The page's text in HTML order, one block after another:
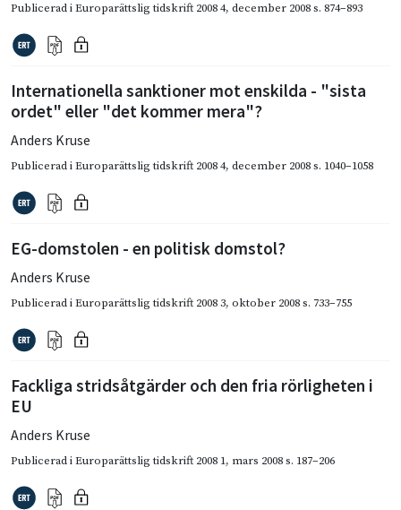
Publicerad iEuroparättslig tidskrift 2008 4, december 2008s. 874–893
Internationella sanktioner mot enskilda - "sista
ordet" eller "det kommer mera"?
Anders Kruse
Publicerad iEuroparättslig tidskrift 2008 4, december 2008s. 1040–1058
EG-domstolen - en politisk domstol?
Anders Kruse
Publicerad iEuroparättslig tidskrift 2008 3, oktober 2008s. 733–755
Fackliga stridsåtgärder och den fria rörligheten i
EU
Anders Kruse
Publicerad iEuroparättslig tidskrift 2008 1, mars 2008s. 187–206